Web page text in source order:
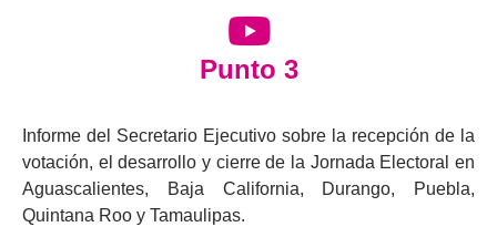
Punto 3
Informe del Secretario Ejecutivo sobre la recepción de la
votación, el desarrollo y cierre de la Jornada Electoral en
Aguascalientes, Baja California, Durango, Puebla,
Quintana Roo y Tamaulipas.